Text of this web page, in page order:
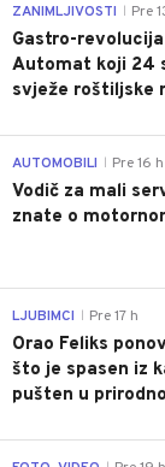
ZANIMLJIVOSTI Pre
Gastro-
Automat koji 24
svježe roštiljske
AUTOMOBILI Pre 16 h
Vodič za mali
znate o
LJUBIMCI Pre 17 h
Orao Feliks
što je spasen iz
pušten u